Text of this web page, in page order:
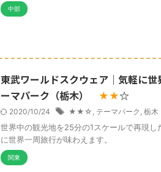
中部
東武ワールドスクウェア｜気軽に
ーマパーク（栃木）
★★☆
2020/10/24 ★★☆ , テーマパーク , 栃木
世界中の観光地を25分の1スケールで再現し
に世界一周旅行が味わえます。
関東